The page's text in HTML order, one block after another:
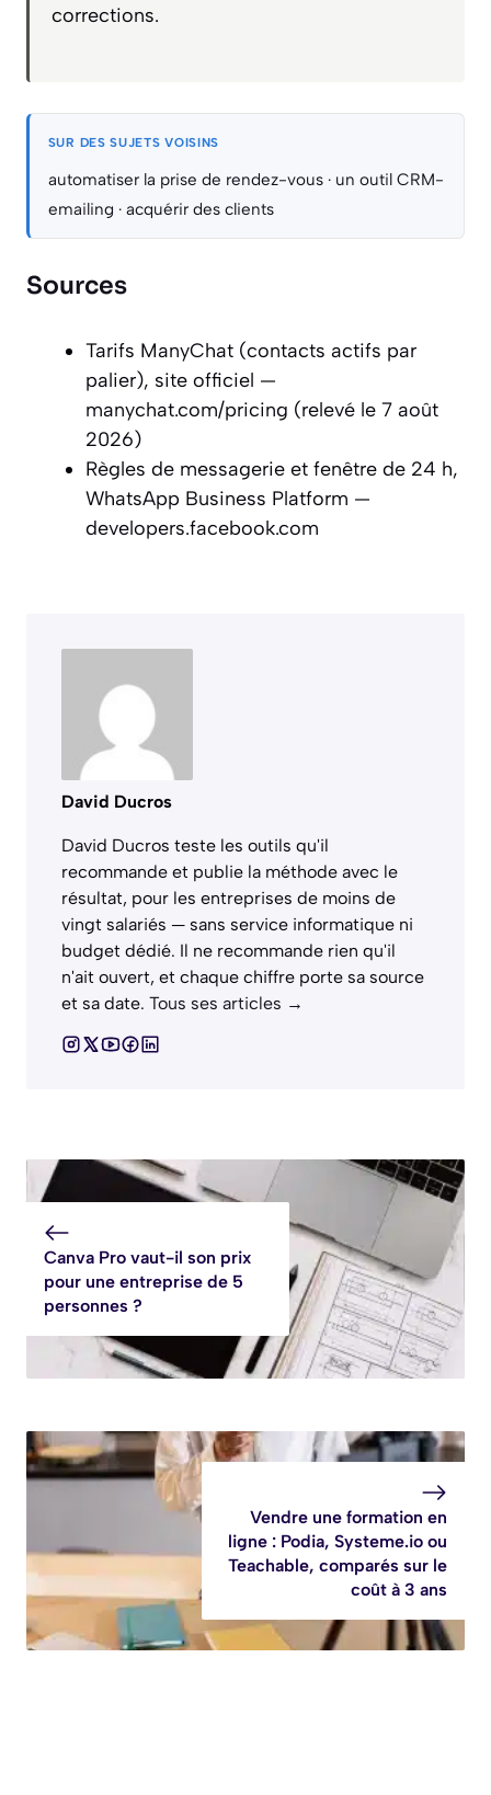
corrections.
SUR DES SUJETS VOISINS
automatiser la prise de rendez-vous· un outil CRM-
emailing · acquérir des clients
Sources
Tarifs ManyChat (contacts actifs par
palier), site officiel —
manychat.com/pricing (relevé le 7 août
2026)
Règles de messagerie et fenêtre de 24 h,
WhatsApp Business Platform —
developers.facebook.com
David Ducros
David Ducros teste les outils qu'il
recommande et publie la méthode avec le
résultat, pour les entreprises de moins de
vingt salariés — sans service informatique ni
budget dédié. Il ne recommande rien qu'il
n'ait ouvert, et chaque chiffre porte sa source
et sa date. Tous ses articles →
Canva Pro vaut-il son prix
pour une entreprise de 5
personnes ?
Vendre une formation en
ligne : Podia, Systeme.io ou
Teachable, comparés sur le
coût à 3 ans